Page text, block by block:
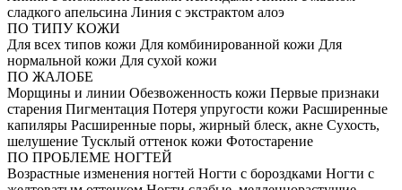
сладкого апельсина Линия с экстрактом алоэ
ПО ТИПУ КОЖИ
Для всех типов кожи Для комбинированной кожи Для
нормальной кожи Для сухой кожи
ПО ЖАЛОБЕ
Морщины и линии Обезвоженность кожи Первые признаки
старения Пигментация Потеря упругости кожи Расширенные
капиляры Расширенные поры, жирный блеск, акне Сухость,
шелушение Тусклый оттенок кожи Фотостарение
ПО ПРОБЛЕМЕ НОГТЕЙ
Возрастные изменения ногтей Ногти с бороздками Ногти с